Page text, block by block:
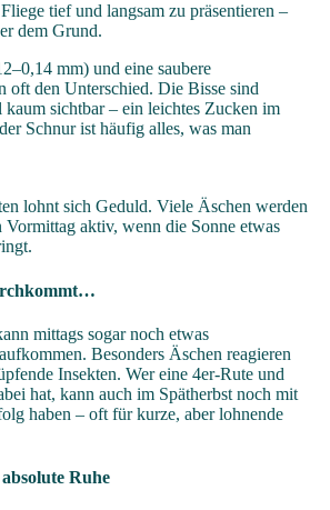
tief und langsam zu präsentieren –
dem Grund.
mm) und eine saubere
oft den Unterschied. Die Bisse sind
sichtbar – ein leichtes Zucken im
Schnur ist häufig alles, was man
lohnt sich Geduld. Viele Äschen werden
Vormittag aktiv, wenn die Sonne etwas
mittags sogar noch etwas
Besonders Äschen reagieren
Insekten. Wer eine 4er-Rute und
hat, kann auch im Spätherbst noch mit
haben – oft für kurze, aber lohnende
Ruhe